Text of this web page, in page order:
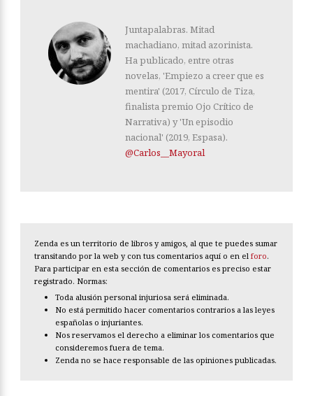
Juntapalabras. Mitad
machadiano, mitad azorinista.
Ha publicado, entre otras
novelas, 'Empiezo a creer que es
mentira' (2017, Círculo de Tiza,
finalista premio Ojo Crítico de
Narrativa) y 'Un episodio
nacional' (2019, Espasa).
@Carlos__Mayoral
Zenda es un territorio de libros y amigos, al que te puedes sumar
transitando por la web y con tus comentarios aquí o en el foro.
Para participar en esta sección de comentarios es preciso estar
registrado. Normas:
Toda alusión personal injuriosa será eliminada.
No está permitido hacer comentarios contrarios a las leyes
españolas o injuriantes.
Nos reservamos el derecho a eliminar los comentarios que
consideremos fuera de tema.
Zenda no se hace responsable de las opiniones publicadas.